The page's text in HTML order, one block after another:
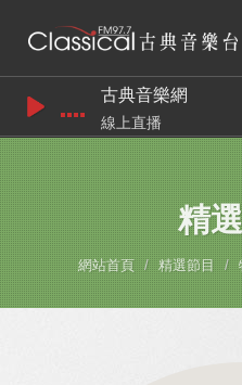
古典音樂網
線上直播